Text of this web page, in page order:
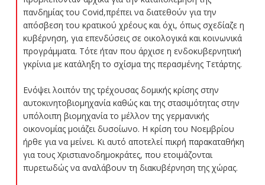
πανδημίας του Covid,πρέπει να διατεθούν για την
απόσβεση του κρατικού χρέους και όχι, όπως σχεδίαζε η
κυβέρνηση, για επενδύσεις σε οικολογικά και κοινωνικά
προγράμματα. Τότε ήταν που άρχισε η ενδοκυβερνητική
γκρίνια με κατάληξη το σχίσμα της περασμένης Τετάρτης.
Ενόψει λοιπόν της τρέχουσας δομικής κρίσης στην
αυτοκινητοβιομηχανία καθώς και της στασιμότητας στην
υπόλοιπη βιομηχανία το μέλλον της γερμανικής
οικονομίας μοιάζει δυσοίωνο. Η κρίση του Νοεμβρίου
ήρθε για να μείνει. Κι αυτό αποτελεί πικρή παρακαταθήκη
για τους Χριστιανοδημοκράτες, που ετοιμάζονται
πυρετωδώς να αναλάβουν τη διακυβέρνηση της χώρας.